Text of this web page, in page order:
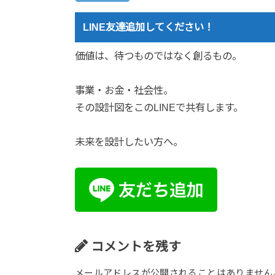
LINE友達追加してください！
価値は、待つものではなく創るもの。
事業・お金・社会性。
その設計図をこのLINEで共有します。
未来を設計したい方へ。
コメントを残す
メールアドレスが公開されることはありません